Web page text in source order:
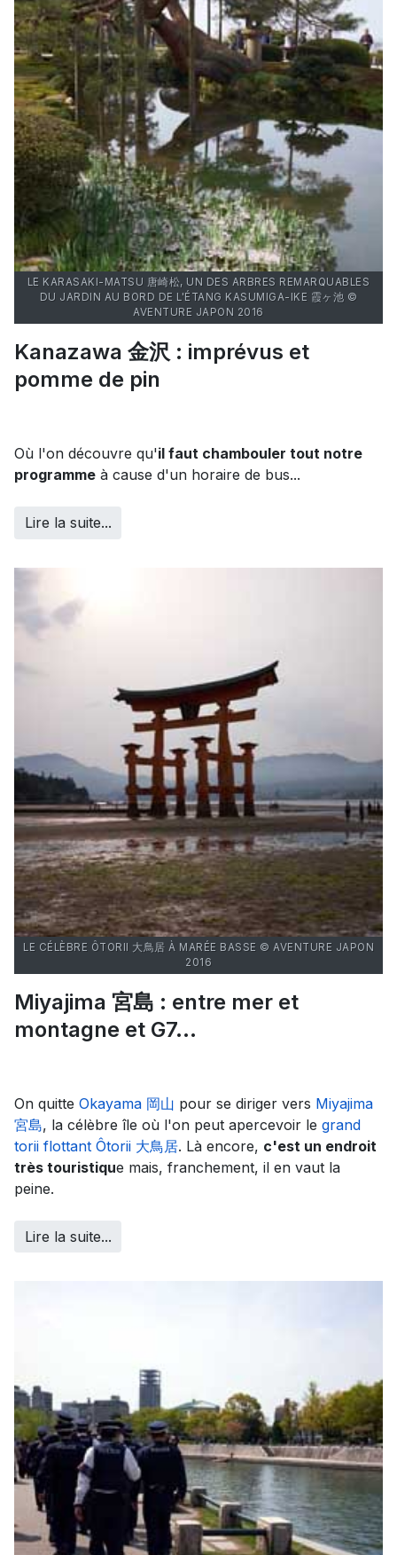
LE KARASAKI-MATSU 唐崎松, UN DES ARBRES REMARQUABLES
DU JARDIN AU BORD DE L'ÉTANG KASUMIGA-IKE 霞ヶ池 ©
AVENTURE JAPON 2016
Kanazawa 金沢 : imprévus et
pomme de pin
Où l'on découvre qu'il faut chambouler tout notre
programme à cause d'un horaire de bus...
Lire la suite...
LE CÉLÈBRE ÔTORII 大鳥居 À MARÉE BASSE © AVENTURE JAPON
2016
Miyajima 宮島 : entre mer et
montagne et G7...
On quitte Okayama 岡山 pour se diriger vers Miyajima
宮島, la célèbre île où l'on peut apercevoir le grand
torii flottant Ôtorii 大鳥居. Là encore, c'est un endroit
très touristique mais, franchement, il en vaut la
peine.
Lire la suite...